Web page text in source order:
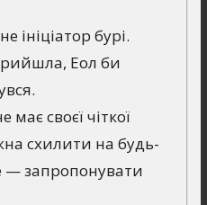
ініціатор бурі.
Еол би
має своєї чіткої
схилити на будь-
— запропонувати